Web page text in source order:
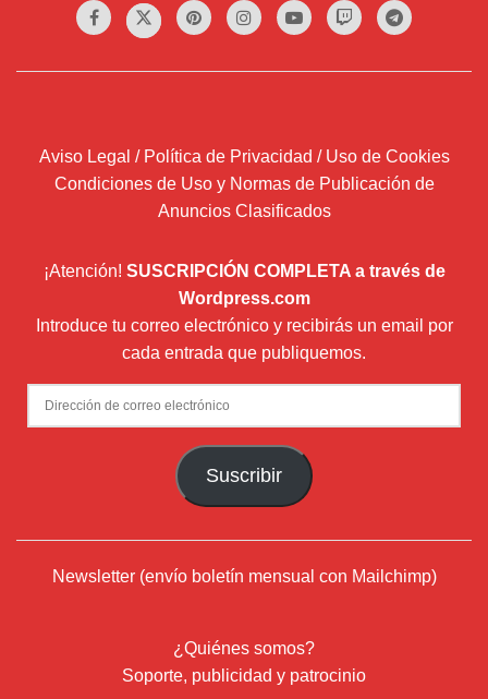
Aviso Legal / Política de Privacidad / Uso de Cookies
Condiciones de Uso y Normas de Publicación de
Anuncios Clasificados
¡Atención! SUSCRIPCIÓN COMPLETA a través de
Wordpress.com
Introduce tu correo electrónico y recibirás un email por
cada entrada que publiquemos.
Dirección
de
Suscribir
Newsletter (envío boletín mensual con Mailchimp)
¿Quiénes somos?
Soporte, publicidad y patrocinio